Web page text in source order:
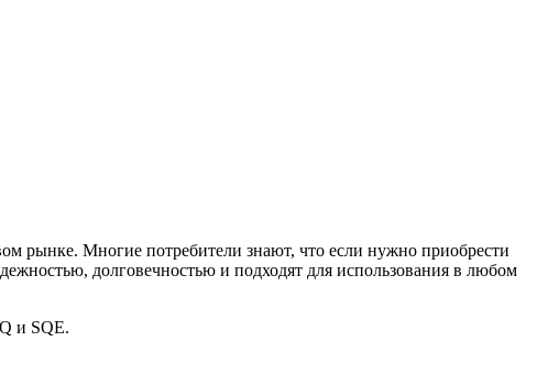
рынке. Многие потребители знают, что если нужно приобрести
долговечностью и подходят для использования в любом
и SQE.